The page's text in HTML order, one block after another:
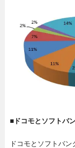
■ドコモとソフトバ
ドコモとソフトバ